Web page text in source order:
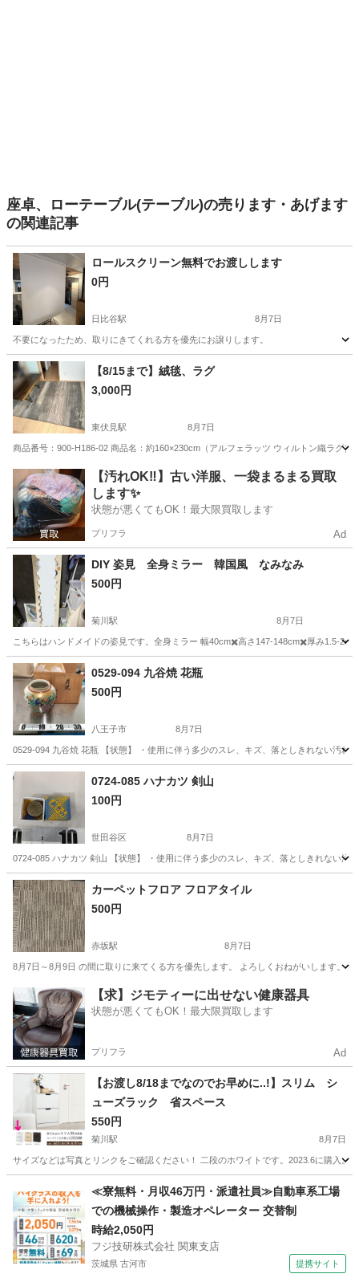
座卓、ローテーブル(テーブル)の売ります・あげます
の関連記事
ロールスクリーン無料でお渡しします
0円
日比谷駅 8月7日
不要になったため、取りにきてくれる方を優先にお譲りします。
東京 千代田区 日比谷駅 カーテン、ブラインド
ロールスクリーン
【8/15まで】絨毯、ラグ
3,000円
東伏見駅 8月7日
商品番号：900-H186-02 商品名：約160×230cm（アルフェラッツ ウィルトン織ラグ
東京 練馬区 東伏見駅 カーペット/マット/ラグ ラグ
【汚れOK‼️】古い洋服、一袋まるまる買取
します✨
状態が悪くてもOK！最大限買取します
プリフラ Ad
DIY 姿見 全身ミラー 韓国風 なみなみ
500円
菊川駅 8月7日
こちらはハンドメイドの姿見です。全身ミラー 幅40cm✖️高さ147-148cm✖️厚み1.5-
東京 江東区 ミラー/鏡
0529-094 九谷焼 花瓶
500円
八王子市 8月7日
0529-094 九谷焼 花瓶 【状態】 ・使用に伴う多少のスレ、キズ、落としきれない汚
東京 八王子市 インテリア雑貨/小物
0724-085 ハナカツ 剣山
100円
世田谷区 8月7日
0724-085 ハナカツ 剣山 【状態】 ・使用に伴う多少のスレ、キズ、落としきれない
東京 世田谷区 インテリア雑貨/小物 剣山
カーペットフロア フロアタイル
500円
赤坂駅 8月7日
8月7日～8月9日 の間に取りに来てくる方を優先します。 よろしくおねがいします。
東京 港区 赤坂駅 カーペット/マット/ラグ フロアタイル
【求】ジモティーに出せない健康器具
状態が悪くてもOK！最大限買取します
プリフラ Ad
【お渡し8/18までなのでお早めに..!】スリム シ
ューズラック 省スペース
550円
菊川駅 8月7日
サイズなどは写真とリンクをご確認ください！ 二段のホワイトです。2023.6に購入
菊川駅 収納家具
≪寮無料・月収46万円・派遣社員≫自動車系工場
での機械操作・製造オペレーター 交替制
時給2,050円
フジ技研株式会社 関東支店
茨城県 古河市 提携サイト